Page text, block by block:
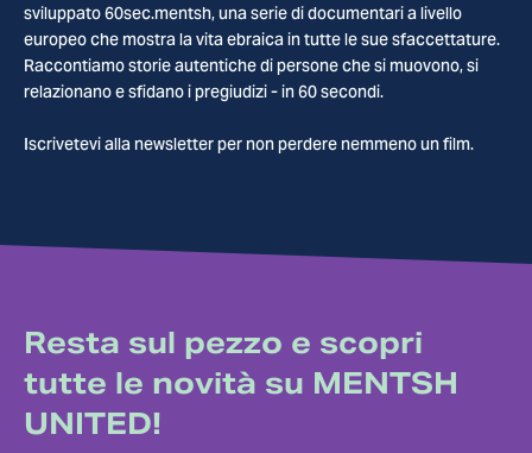
sviluppato 60sec.mentsh, una serie di documentari a livello
europeo che mostra la vita ebraica in tutte le sue sfaccettature.
Raccontiamo storie autentiche di persone che si muovono, si
relazionano e sfidano i pregiudizi - in 60 secondi.
Iscrivetevi alla newsletter per non perdere nemmeno un film.
Resta sul pezzo e scopri
tutte le novità su MENTSH
UNITED!